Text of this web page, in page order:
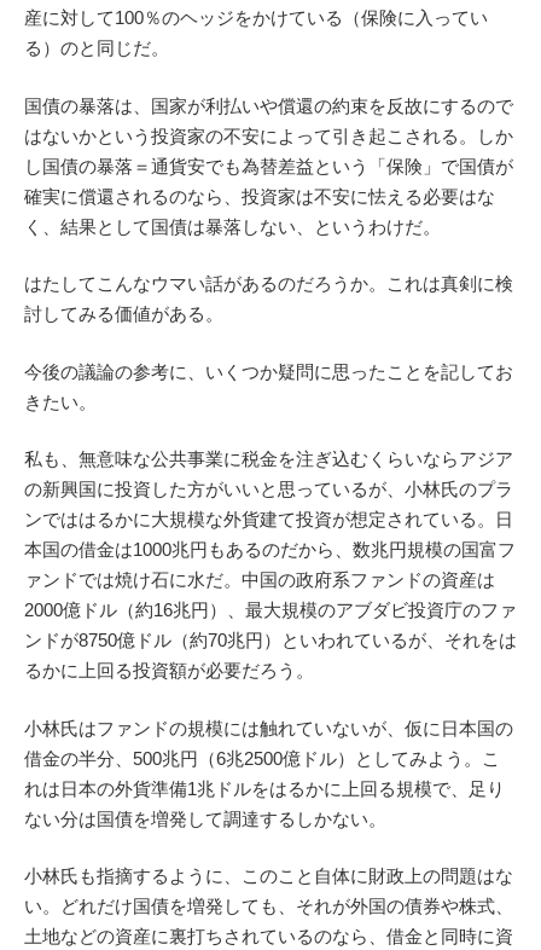
産に対して100％のヘッジをかけている（保険に入ってい
る）のと同じだ。
国債の暴落は、国家が利払いや償還の約束を反故にするので
はないかという投資家の不安によって引き起こされる。しか
し国債の暴落＝通貨安でも為替差益という「保険」で国債が
確実に償還されるのなら、投資家は不安に怯える必要はな
く、結果として国債は暴落しない、というわけだ。
はたしてこんなウマい話があるのだろうか。これは真剣に検
討してみる価値がある。
今後の議論の参考に、いくつか疑問に思ったことを記してお
きたい。
私も、無意味な公共事業に税金を注ぎ込むくらいならアジア
の新興国に投資した方がいいと思っているが、小林氏のプラ
ンでははるかに大規模な外貨建て投資が想定されている。日
本国の借金は1000兆円もあるのだから、数兆円規模の国富フ
ァンドでは焼け石に水だ。中国の政府系ファンドの資産は
2000億ドル（約16兆円）、最大規模のアブダビ投資庁のファ
ンドが8750億ドル（約70兆円）といわれているが、それをは
るかに上回る投資額が必要だろう。
小林氏はファンドの規模には触れていないが、仮に日本国の
借金の半分、500兆円（6兆2500億ドル）としてみよう。こ
れは日本の外貨準備1兆ドルをはるかに上回る規模で、足り
ない分は国債を増発して調達するしかない。
小林氏も指摘するように、このこと自体に財政上の問題はな
い。どれだけ国債を増発しても、それが外国の債券や株式、
土地などの資産に裏打ちされているのなら、借金と同時に資